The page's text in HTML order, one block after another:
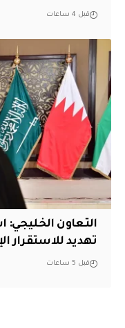
قبل 4 ساعات
التعاون
تهديد للاستقرار
قبل 5 ساعات